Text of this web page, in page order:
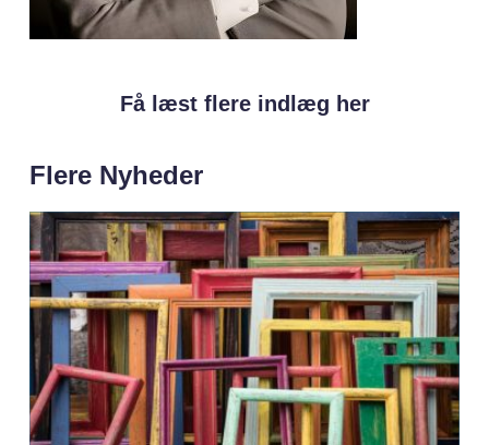
Få læst flere indlæg her
Flere Nyheder